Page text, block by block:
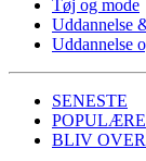
Tøj og mode
Uddannelse
Uddannelse
SENESTE
POPULÆRE
BLIV